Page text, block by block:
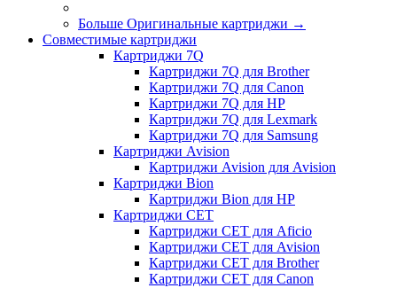
Больше Оригинальные картриджи →
Совместимые картриджи
Картриджи 7Q
Картриджи 7Q для Brother
Картриджи 7Q для Canon
Картриджи 7Q для HP
Картриджи 7Q для Lexmark
Картриджи 7Q для Samsung
Картриджи Avision
Картриджи Avision для Avision
Картриджи Bion
Картриджи Bion для HP
Картриджи CET
Картриджи CET для Aficio
Картриджи CET для Avision
Картриджи CET для Brother
Картриджи CET для Canon